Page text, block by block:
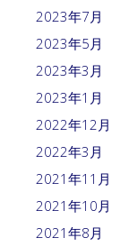
2023年7月
2023年5月
2023年3月
2023年1月
2022年12月
2022年3月
2021年11月
2021年10月
2021年8月